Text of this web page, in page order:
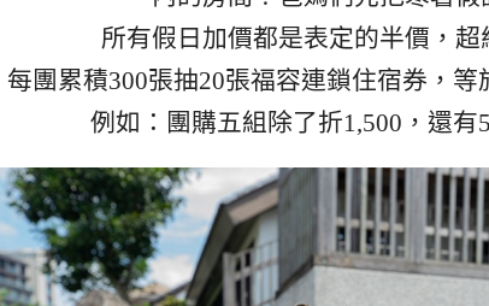
所有假日加價都是表定的半價，超
每團累積300張抽20張福容連鎖住宿券，等
例如：團購五組除了折1,500，還有